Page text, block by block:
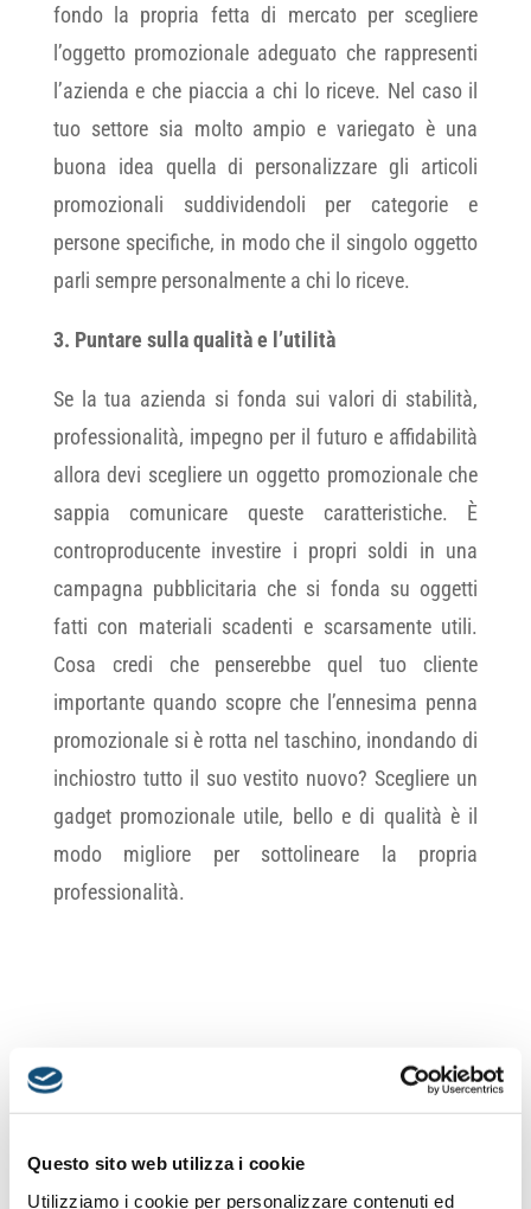
Questo sito web utilizza i cookie
Utilizziamo i cookie per personalizzare contenuti ed
fondo la propria fetta di mercato per scegliere
l’oggetto promozionale adeguato che rappresenti
l’azienda e che piaccia a chi lo riceve. Nel caso il
tuo settore sia molto ampio e variegato è una
buona idea quella di personalizzare gli articoli
promozionali suddividendoli per categorie e
persone specifiche, in modo che il singolo oggetto
parli sempre personalmente a chi lo riceve.
3. Puntare sulla qualità e l’utilità
Se la tua azienda si fonda sui valori di stabilità,
professionalità, impegno per il futuro e affidabilità
allora devi scegliere un oggetto promozionale che
sappia comunicare queste caratteristiche. È
controproducente investire i propri soldi in una
campagna pubblicitaria che si fonda su oggetti
fatti con materiali scadenti e scarsamente utili.
Cosa credi che penserebbe quel tuo cliente
importante quando scopre che l’ennesima penna
promozionale si è rotta nel taschino, inondando di
inchiostro tutto il suo vestito nuovo? Scegliere un
gadget promozionale utile, bello e di qualità è il
modo migliore per sottolineare la propria
professionalità.